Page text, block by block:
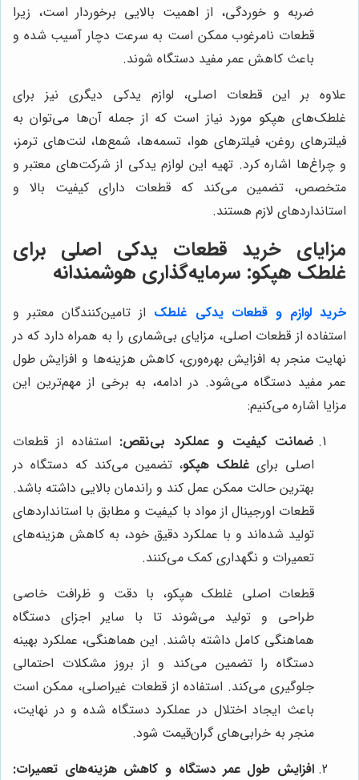
ضربه و خوردگی، از اهمیت بالایی برخوردار است، زیرا
قطعات نامرغوب ممکن است به سرعت دچار آسیب شده و
باعث کاهش عمر مفید دستگاه شوند.
علاوه بر این قطعات اصلی، لوازم یدکی دیگری نیز برای
غلطک‌های هپکو مورد نیاز است که از جمله آن‌ها می‌توان به
فیلترهای روغن، فیلترهای هوا، تسمه‌ها، شمع‌ها، لنت‌های ترمز،
و چراغ‌ها اشاره کرد. تهیه این لوازم یدکی از شرکت‌های معتبر و
متخصص، تضمین می‌کند که قطعات دارای کیفیت بالا و
استانداردهای لازم هستند.
مزایای خرید قطعات یدکی اصلی برای
غلطک هپکو: سرمایه‌گذاری هوشمندانه
خرید لوازم و قطعات یدکی غلطک از تامین‌کنندگان معتبر و
استفاده از قطعات اصلی، مزایای بی‌شماری را به همراه دارد که در
نهایت منجر به افزایش بهره‌وری، کاهش هزینه‌ها و افزایش طول
عمر مفید دستگاه می‌شود. در ادامه، به برخی از مهم‌ترین این
مزایا اشاره می‌کنیم:
ضمانت کیفیت و عملکرد بی‌نقص: استفاده از قطعات
اصلی برای غلطک هپکو، تضمین می‌کند که دستگاه در
بهترین حالت ممکن عمل کند و راندمان بالایی داشته باشد.
قطعات اورجینال از مواد با کیفیت و مطابق با استانداردهای
تولید شده‌اند و با عملکرد دقیق خود، به کاهش هزینه‌های
تعمیرات و نگهداری کمک می‌کنند.
قطعات اصلی غلطک هپکو، با دقت و ظرافت خاصی
طراحی و تولید می‌شوند تا با سایر اجزای دستگاه
هماهنگی کامل داشته باشند. این هماهنگی، عملکرد بهینه
دستگاه را تضمین می‌کند و از بروز مشکلات احتمالی
جلوگیری می‌کند. استفاده از قطعات غیراصلی، ممکن است
باعث ایجاد اختلال در عملکرد دستگاه شده و در نهایت،
منجر به خرابی‌های گران‌قیمت شود.
افزایش طول عمر دستگاه و کاهش هزینه‌های تعمیرات: